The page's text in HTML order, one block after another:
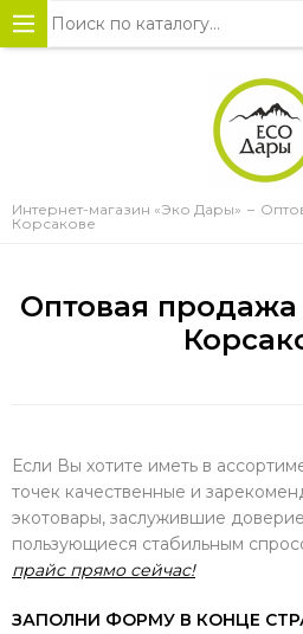
Интернет-магазин «Эко Дары»
Корсакове
Оптовая продажа
Если Вы хотите иметь в
точек качественные и
экотовары, заслужившие
пользующиеся стабильным
прайс прямо сейчас!
ЗАПОЛНИ ФОРМУ В КОНЦЕ